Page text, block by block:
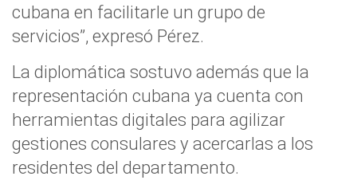
cubana en facilitarle un grupo de
servicios”, expresó Pérez.
La diplomática sostuvo además que la
representación cubana ya cuenta con
herramientas digitales para agilizar
gestiones consulares y acercarlas a los
residentes del departamento.